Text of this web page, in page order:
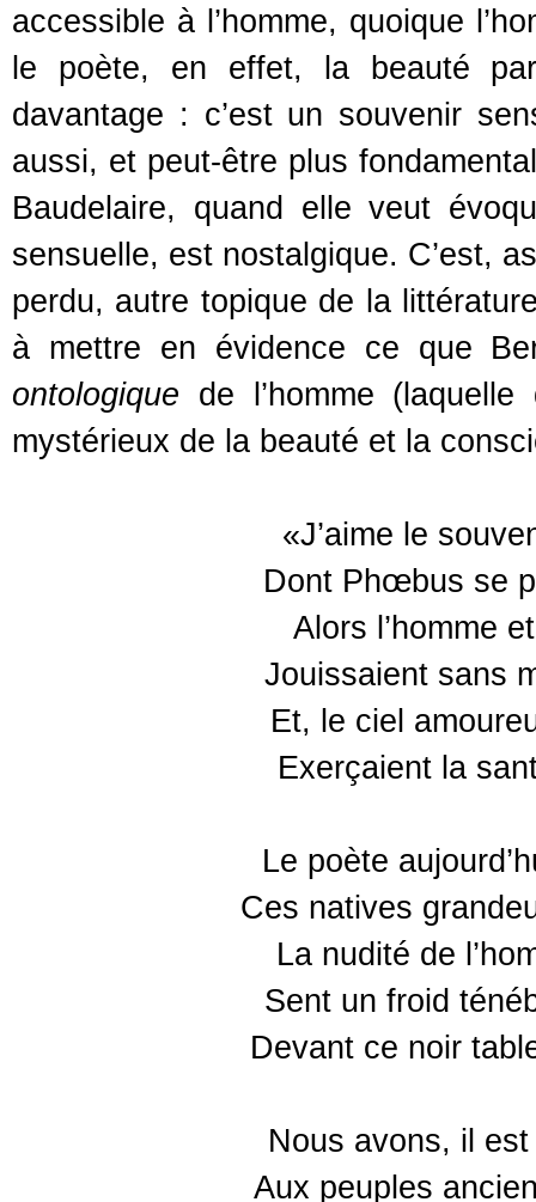
accessible à l’homme, quoique
le poète, en effet, la beauté
davantage : c’est un souvenir
aussi, et peut-être plus
Baudelaire, quand elle veut
sensuelle, est nostalgique. C’est,
perdu, autre topique de la
à mettre en évidence ce que
ontologique de l’homme
mystérieux de la beauté et la
«J’aime le
Dont Phœbus se
Alors l’homme
Jouissaient sans
Et, le ciel
Exerçaient la
Le poète
Ces natives
La nudité de
Sent un froid
Devant ce noir
Nous avons, il
Aux peuples